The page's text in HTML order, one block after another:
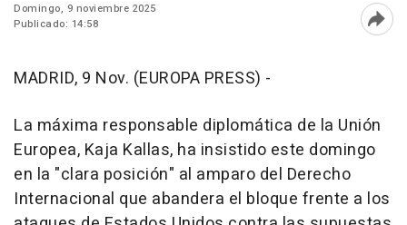
Domingo, 9 noviembre 2025
Publicado: 14:58
MADRID, 9 Nov. (EUROPA PRESS) -
La máxima responsable diplomática de la Unión
Europea, Kaja Kallas, ha insistido este domingo
en la "clara posición" al amparo del Derecho
Internacional que abandera el bloque frente a los